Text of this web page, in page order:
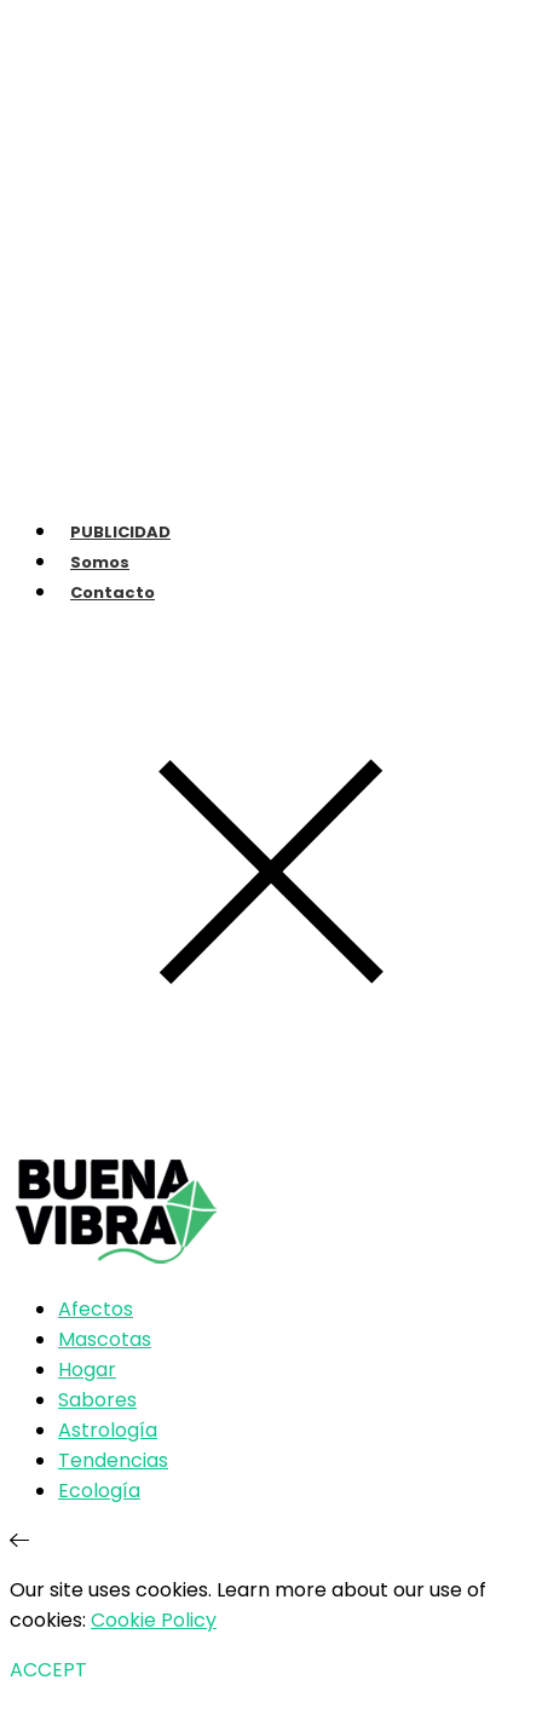
PUBLICIDAD
Somos
Contacto
Afectos
Mascotas
Hogar
Sabores
Astrología
Tendencias
Ecología
Our site uses cookies. Learn more about our use of
cookies: Cookie Policy
ACCEPT